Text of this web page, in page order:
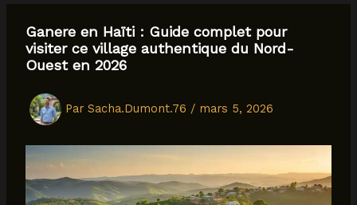
contenuGanere en Haïti : Guide complet pour
visiter ce village authentique du Nord-
Ouest en 2026
Par Sacha.Dumont.76 / mars 5, 2026